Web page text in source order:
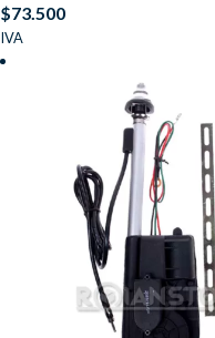
$73.500
IVA